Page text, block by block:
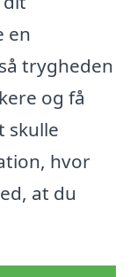
en
trygheden
og få
skulle
hvor
at du